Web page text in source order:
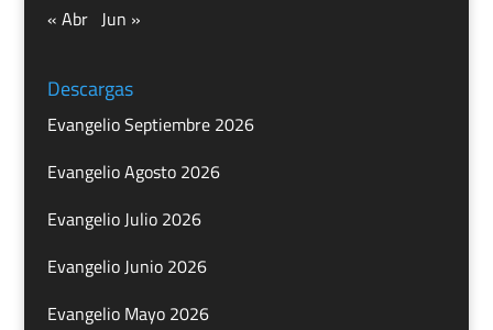
« Abr Jun »
Descargas
Evangelio Septiembre 2026
Evangelio Agosto 2026
Evangelio Julio 2026
Evangelio Junio 2026
Evangelio Mayo 2026